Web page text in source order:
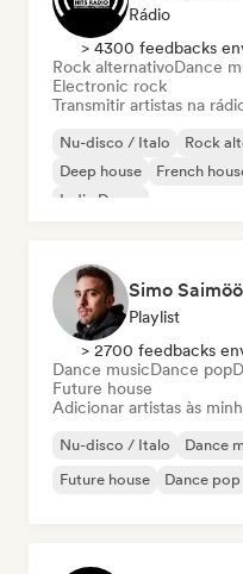
Rádio
> 4300 feedbacks
Rock alternativoDance
Electronic rock
Transmitir artistas na
Nu-disco / Italo Rock
Deep house
French
Indie Dance
Simo Saimöö
Playlist
> 2700 feedbacks
Dance musicDance pop
Future house
Adicionar artistas às
Nu-disco / Italo Dance
Future house
Dance pop